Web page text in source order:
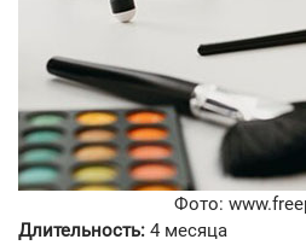
Фото:
Длительность: 4 месяца